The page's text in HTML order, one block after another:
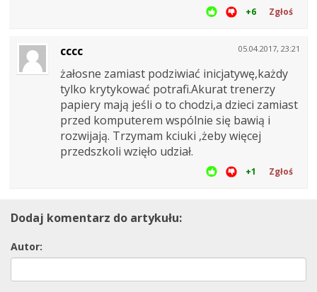
+6 Zgłoś
05.04.2017, 23:21
cccc
żałosne zamiast podziwiać inicjatywę,każdy
tylko krytykować potrafi.Akurat trenerzy
papiery mają jeśli o to chodzi,a dzieci zamiast
przed komputerem wspólnie się bawią i
rozwijają. Trzymam kciuki ,żeby więcej
przedszkoli wzięło udział.
+1 Zgłoś
Dodaj komentarz do artykułu:
Autor: